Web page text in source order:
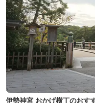
伊勢神宮 おかげ横丁のおす